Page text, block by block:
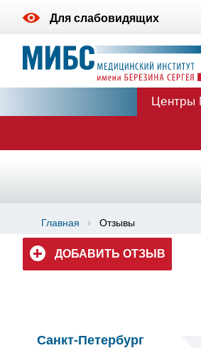
Для слабовидящих
Главная Отзывы
ДОБАВИТЬ ОТЗЫВ
Санкт-Петербург